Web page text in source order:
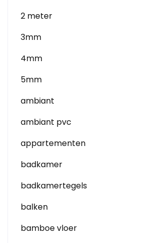
2 meter
3mm
4mm
5mm
ambiant
ambiant pvc
appartementen
badkamer
badkamertegels
balken
bamboe vloer